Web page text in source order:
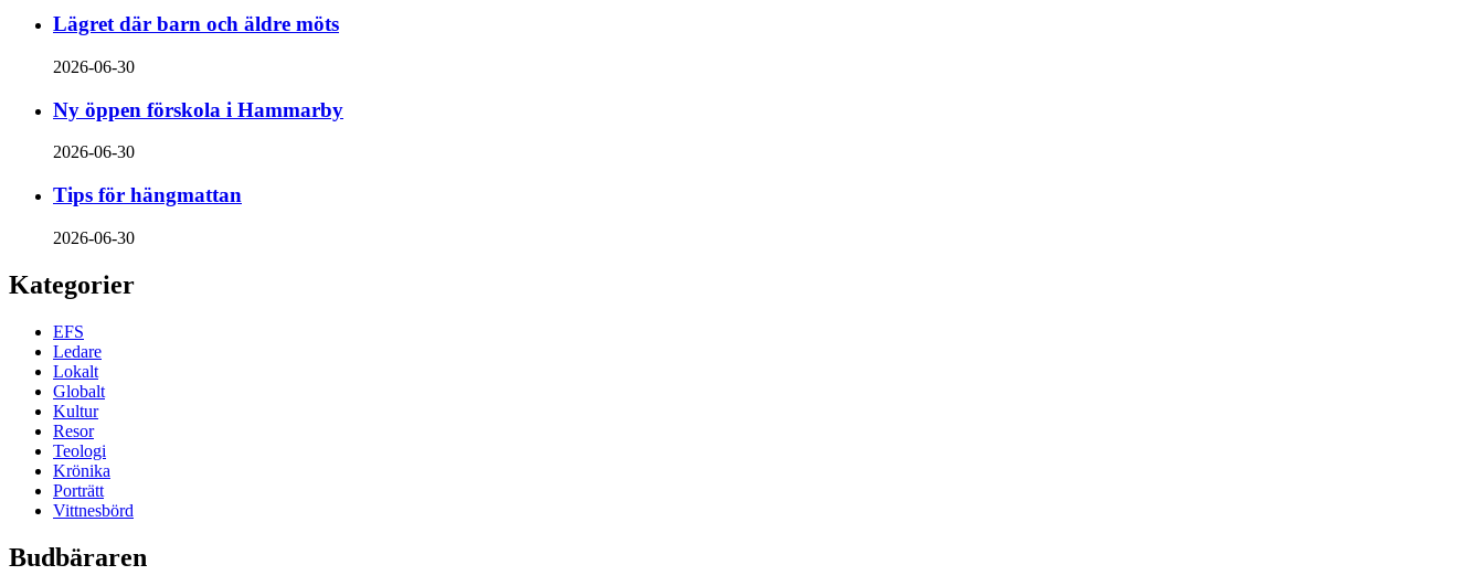
Lägret där barn och äldre möts
2026-06-30
Ny öppen förskola i Hammarby
2026-06-30
Tips för hängmattan
2026-06-30
Kategorier
EFS
Ledare
Lokalt
Globalt
Kultur
Resor
Teologi
Krönika
Porträtt
Vittnesbörd
Budbäraren